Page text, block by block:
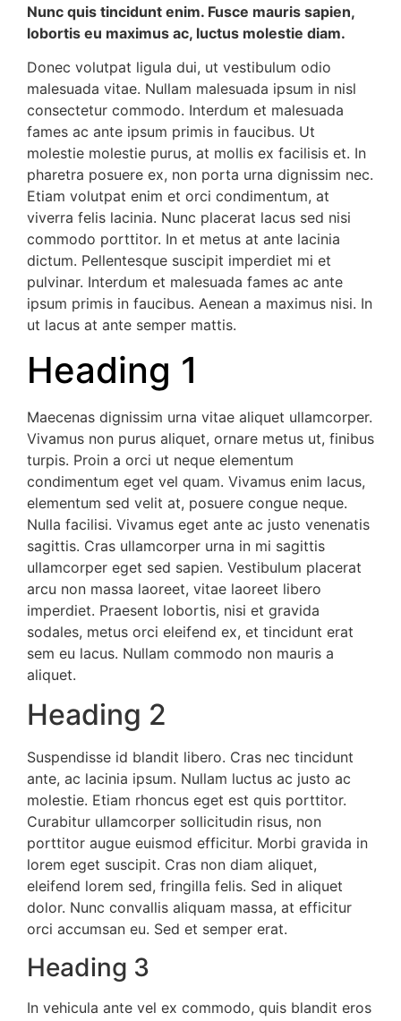
Nunc quis tincidunt enim. Fusce mauris sapien,
lobortis eu maximus ac, luctus molestie diam.
Donec volutpat ligula dui, ut vestibulum odio
malesuada vitae. Nullam malesuada ipsum in nisl
consectetur commodo. Interdum et malesuada
fames ac ante ipsum primis in faucibus. Ut
molestie molestie purus, at mollis ex facilisis et. In
pharetra posuere ex, non porta urna dignissim nec.
Etiam volutpat enim et orci condimentum, at
viverra felis lacinia. Nunc placerat lacus sed nisi
commodo porttitor. In et metus at ante lacinia
dictum. Pellentesque suscipit imperdiet mi et
pulvinar. Interdum et malesuada fames ac ante
ipsum primis in faucibus. Aenean a maximus nisi. In
ut lacus at ante semper mattis.
Heading 1
Maecenas dignissim urna vitae aliquet ullamcorper.
Vivamus non purus aliquet, ornare metus ut, finibus
turpis. Proin a orci ut neque elementum
condimentum eget vel quam. Vivamus enim lacus,
elementum sed velit at, posuere congue neque.
Nulla facilisi. Vivamus eget ante ac justo venenatis
sagittis. Cras ullamcorper urna in mi sagittis
ullamcorper eget sed sapien. Vestibulum placerat
arcu non massa laoreet, vitae laoreet libero
imperdiet. Praesent lobortis, nisi et gravida
sodales, metus orci eleifend ex, et tincidunt erat
sem eu lacus. Nullam commodo non mauris a
aliquet.
Heading 2
Suspendisse id blandit libero. Cras nec tincidunt
ante, ac lacinia ipsum. Nullam luctus ac justo ac
molestie. Etiam rhoncus eget est quis porttitor.
Curabitur ullamcorper sollicitudin risus, non
porttitor augue euismod efficitur. Morbi gravida in
lorem eget suscipit. Cras non diam aliquet,
eleifend lorem sed, fringilla felis. Sed in aliquet
dolor. Nunc convallis aliquam massa, at efficitur
orci accumsan eu. Sed et semper erat.
Heading 3
In vehicula ante vel ex commodo, quis blandit eros